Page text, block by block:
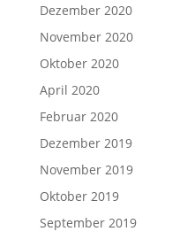
Dezember 2020
November 2020
Oktober 2020
April 2020
Februar 2020
Dezember 2019
November 2019
Oktober 2019
September 2019